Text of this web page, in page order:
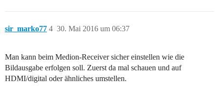
sir_marko77 30. Mai 2016 um 06:37
4
Man kann beim Medion-Receiver sicher einstellen wie die
Bildausgabe erfolgen soll. Zuerst da mal schauen und auf
HDMI/digital oder ähnliches umstellen.